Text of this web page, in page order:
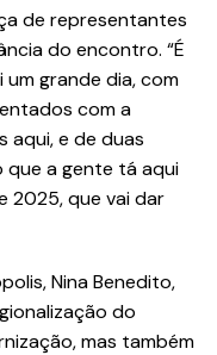
de representantes
do encontro. “É
grande dia, com
com a
e de duas
que a gente tá aqui
2025, que vai dar
Nina Benedito,
do
mas também